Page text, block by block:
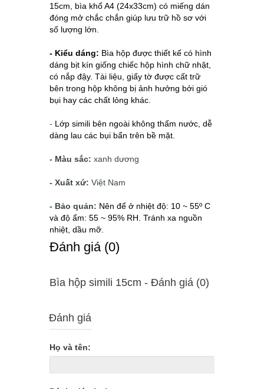
15cm, bìa khổ A4 (24x33cm) có miếng dán
đóng mở chắc chắn giúp lưu trữ hồ sơ với
số lượng lớn.
- Kiểu dáng: Bìa hộp được thiết kế có hình
dáng bịt kín giống chiếc hộp hình chữ nhật,
có nắp đậy. Tài liệu, giấy tờ được cất trữ
bên trong hộp không bị ảnh hưởng bởi gió
bụi hay các chất lỏng khác.
- Lớp simili bên ngoài không thấm nước, dễ
dàng lau các bụi bẩn trên bề mặt.
- Màu sắc: xanh dương
- Xuất xứ: Việt Nam
- Bảo quản: Nên để ở nhiệt độ: 10 ~ 55º C
và độ ẩm: 55 ~ 95% RH. Tránh xa nguồn
nhiệt, dầu mỡ.
Ðánh giá (0)
Bìa hộp simili 15cm - Ðánh giá (0)
Đánh giá
Họ và tên: